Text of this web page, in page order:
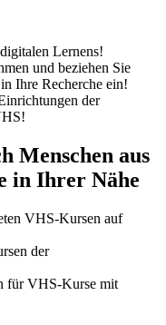
Lernens!
und beziehen Sie
Ihre Recherche ein!
der
Menschen aus
in Ihrer Nähe
VHS-Kursen auf
der
für VHS-Kurse mit